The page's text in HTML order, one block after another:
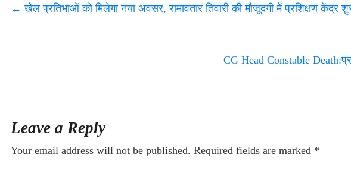
← खेल प्रतिभाओं को मिलेगा नया अवसर, रामावतार तिवारी की मौजूदगी में प्रशिक्षण केंद्र
CG Head Constable
Leave a Reply
Your email address will not be published. Required fields are marked *